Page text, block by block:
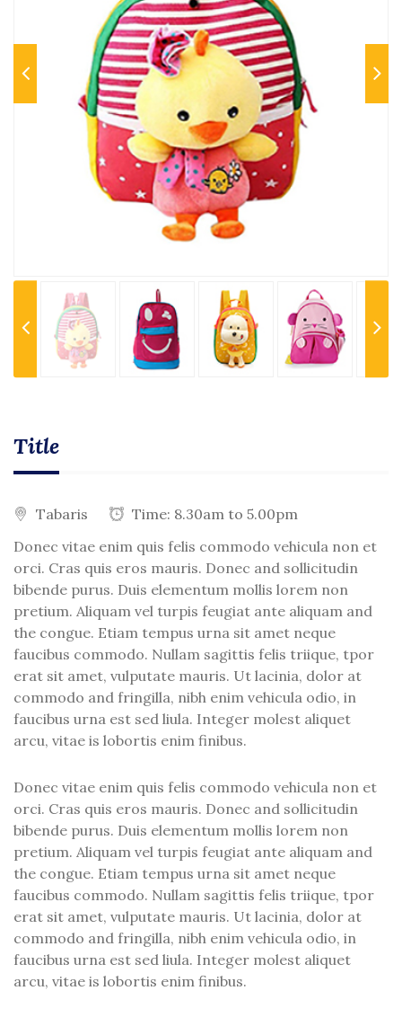
Title
Tabaris
Time: 8.30am to 5.00pm
Donec vitae enim quis felis commodo vehicula non et
orci. Cras quis eros mauris. Donec and sollicitudin
bibende purus. Duis elementum mollis lorem non
pretium. Aliquam vel turpis feugiat ante aliquam and
the congue. Etiam tempus urna sit amet neque
faucibus commodo. Nullam sagittis felis triique, tpor
erat sit amet, vulputate mauris. Ut lacinia, dolor at
commodo and fringilla, nibh enim vehicula odio, in
faucibus urna est sed liula. Integer molest aliquet
arcu, vitae is lobortis enim finibus.
Donec vitae enim quis felis commodo vehicula non et
orci. Cras quis eros mauris. Donec and sollicitudin
bibende purus. Duis elementum mollis lorem non
pretium. Aliquam vel turpis feugiat ante aliquam and
the congue. Etiam tempus urna sit amet neque
faucibus commodo. Nullam sagittis felis triique, tpor
erat sit amet, vulputate mauris. Ut lacinia, dolor at
commodo and fringilla, nibh enim vehicula odio, in
faucibus urna est sed liula. Integer molest aliquet
arcu, vitae is lobortis enim finibus.